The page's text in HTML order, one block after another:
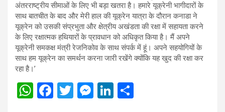
अंतरराष्ट्रीय सीमाओं के लिए भी बड़ा खतरा है। हमारे यूक्रेनी भागीदारों के
साथ बातचीत के बाद और मेरी हाल की यूक्रेन यात्रा के दौरान कनाडा ने
यूक्रेन को उसकी संप्रभुता और क्षेत्रीय अखंडता की रक्षा में सहायता करने
के लिए रक्षात्मक हथियारों के प्रावधान को अधिकृत किया है। मैं अपने
यूक्रेनी समकक्ष मंत्री रेजनिकोव के साथ संपर्क में हूं। अपने सहयोगियों के
साथ हम यूक्रेन का समर्थन करना जारी रखेंगे क्योंकि यह खुद की रक्षा कर
रहा है।’
W F
T
M Li